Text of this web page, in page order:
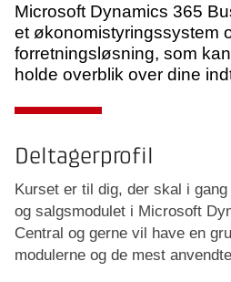
Microsoft Dynamics 365
et økonomistyringssystem
forretningsløsning, som
holde overblik over dine
Deltagerprofil
Kurset er til dig, der skal i
og salgsmodulet i Microsoft
Central og gerne vil have en
modulerne og de mest